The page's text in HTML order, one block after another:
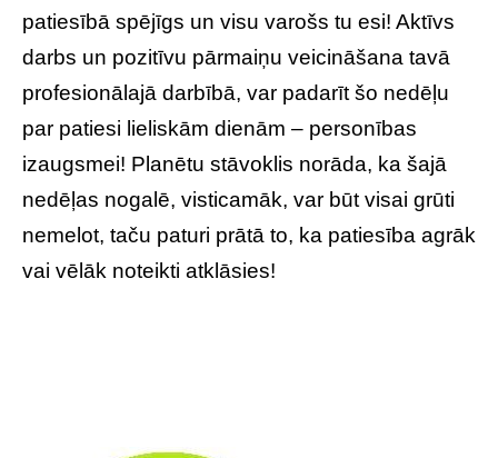
patiesībā spējīgs un visu varošs tu esi! Aktīvs
darbs un pozitīvu pārmaiņu veicināšana tavā
profesionālajā darbībā, var padarīt šo nedēļu
par patiesi lieliskām dienām – personības
izaugsmei! Planētu stāvoklis norāda, ka šajā
nedēļas nogalē, visticamāk, var būt visai grūti
nemelot, taču paturi prātā to, ka patiesība agrāk
vai vēlāk noteikti atklāsies!